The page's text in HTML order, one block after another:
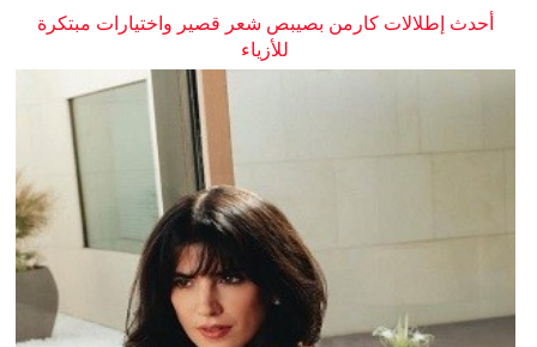
أحدث إطلالات كارمن بصيبص شعر قصير واختيارات مبتكرة
للأزياء